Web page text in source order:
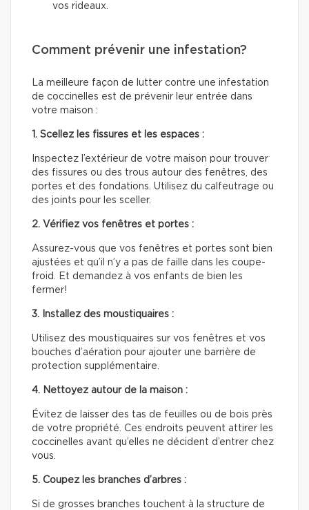
vos rideaux.
Comment prévenir une infestation?
La meilleure façon de lutter contre une infestation
de coccinelles est de prévenir leur entrée dans
votre maison :
1. Scellez les fissures et les espaces :
Inspectez l’extérieur de votre maison pour trouver
des fissures ou des trous autour des fenêtres, des
portes et des fondations. Utilisez du calfeutrage ou
des joints pour les sceller.
2. Vérifiez vos fenêtres et portes :
Assurez-vous que vos fenêtres et portes sont bien
ajustées et qu’il n’y a pas de faille dans les coupe-
froid. Et demandez à vos enfants de bien les
fermer!
3. Installez des moustiquaires :
Utilisez des moustiquaires sur vos fenêtres et vos
bouches d’aération pour ajouter une barrière de
protection supplémentaire.
4. Nettoyez autour de la maison :
Évitez de laisser des tas de feuilles ou de bois près
de votre propriété. Ces endroits peuvent attirer les
coccinelles avant qu’elles ne décident d’entrer chez
vous.
5. Coupez les branches d’arbres :
Si de grosses branches touchent à la structure de